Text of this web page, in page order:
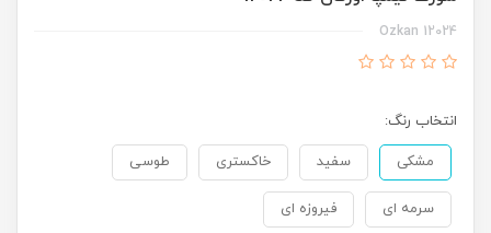
Ozkan 12024
انتخاب رنگ:
مشکی سفید خاکستری طوسی
سرمه ای فیروزه ای